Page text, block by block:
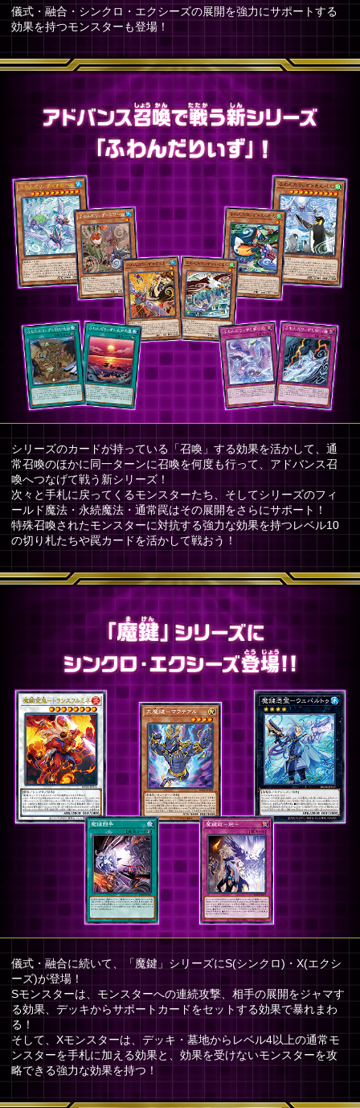
儀式・融合・シンクロ・エクシーズの展開を強力にサポートする
効果を持つモンスターも登場！
シリーズのカードが持っている「召喚」する効果を活かして、通
常召喚のほかに同一ターンに召喚を何度も行って、アドバンス召
喚へつなげて戦う新シリーズ！
次々と手札に戻ってくるモンスターたち、そしてシリーズのフィ
ールド魔法・永続魔法・通常罠はその展開をさらにサポート！
特殊召喚されたモンスターに対抗する強力な効果を持つレベル10
の切り札たちや罠カードを活かして戦おう！
儀式・融合に続いて、「魔鍵」シリーズにS(シンクロ)・X(エクシ
ーズ)が登場！
Sモンスターは、モンスターへの連続攻撃、相手の展開をジャマす
る効果、デッキからサポートカードをセットする効果で暴れまわ
る！
そして、Xモンスターは、デッキ・墓地からレベル4以上の通常モ
ンスターを手札に加える効果と、効果を受けないモンスターを攻
略できる強力な効果を持つ！